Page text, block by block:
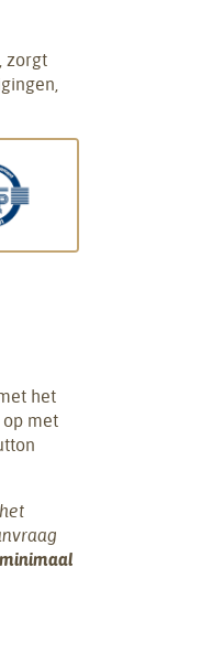
zorgt
het
met
minimaal